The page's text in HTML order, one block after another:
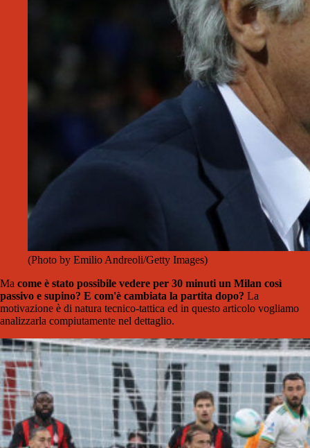
(Photo by Emilio Andreoli/Getty Images)
Ma come è stato possibile vedere per 30 minuti un Milan così
passivo e supino? E com'è cambiata la partita dopo? La
motivazione è di natura tecnico-tattica ed in questo articolo vogliamo
analizzarla compiutamente nel dettaglio.